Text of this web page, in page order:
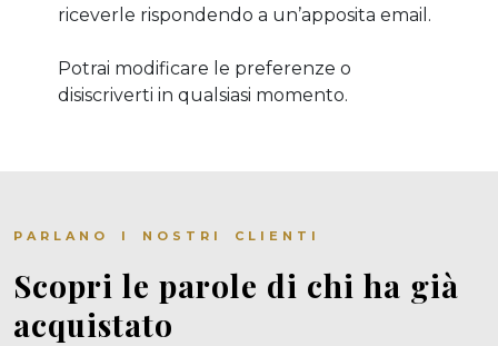
riceverle rispondendo a un’apposita email.
Potrai modificare le preferenze o
disiscriverti in qualsiasi momento.
PARLANO I NOSTRI CLIENTI
Scopri le parole di chi ha già
acquistato